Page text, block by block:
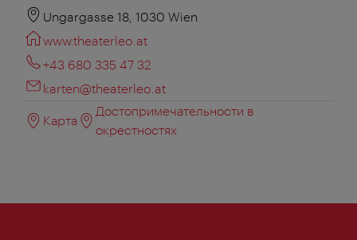
Ungargasse 18, 1030 Wien
www.theaterleo.at
+43 680 335 47 32
karten@theaterleo.at
Карта
Достопримечательности в
окрестностях